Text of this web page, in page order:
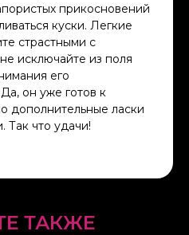
прикосновений
куски. Легкие
страстными с
исключайте из поля
его
он уже готов к
дополнительные ласки
что удачи!
ТАКЖЕ